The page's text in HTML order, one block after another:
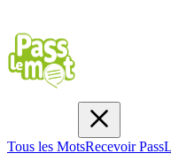
Tous les MotsRecevoir